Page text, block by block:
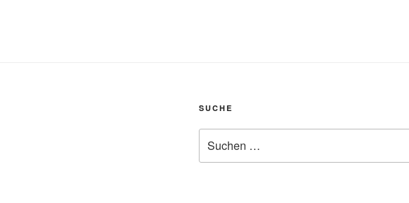
SUCHE
nach: